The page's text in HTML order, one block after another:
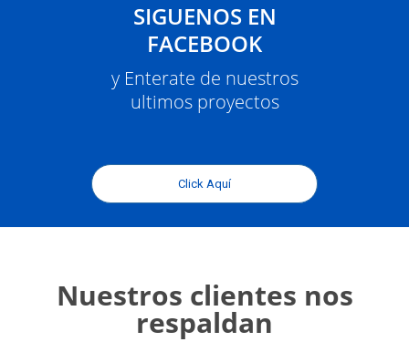
SIGUENOS EN
FACEBOOK
y Enterate de nuestros
ultimos proyectos
Click Aquí
Nuestros clientes nos
respaldan